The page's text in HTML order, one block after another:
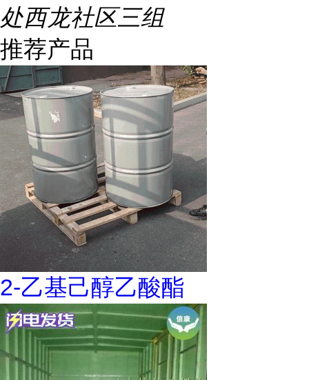
处西龙社区三组
推荐产品
2-乙基己醇乙酸酯